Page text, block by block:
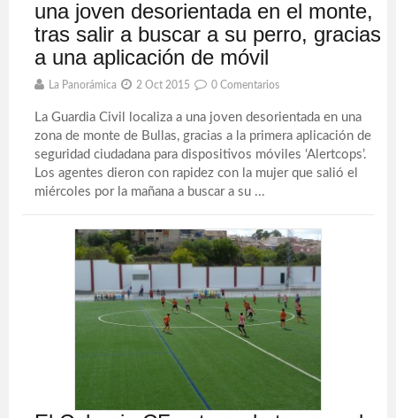
una joven desorientada en el monte,
tras salir a buscar a su perro, gracias
a una aplicación de móvil
La Panorámica 2 Oct 2015 0 Comentarios
La Guardia Civil localiza a una joven desorientada en una
zona de monte de Bullas, gracias a la primera aplicación de
seguridad ciudadana para dispositivos móviles ‘Alertcops’.
Los agentes dieron con rapidez con la mujer que salió el
miércoles por la mañana a buscar a su ...